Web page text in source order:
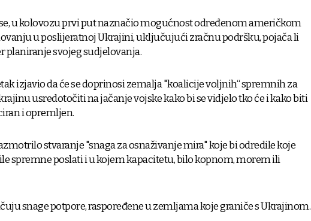
u kolovozu prvi put naznačio mogućnost određenom američkom
u poslijeratnoj Ukrajini, uključujući zračnu podršku, pojača li
planiranje svojeg sudjelovanja.
izjavio da će se doprinosi zemalja "koalicije voljnih“ spremnih za
usredotočiti na jačanje vojske kako bi se vidjelo tko će i kako biti
i opremljen.
stvaranje "snaga za osnaživanje mira" koje bi odredile koje
spremne poslati i u kojem kapacitetu, bilo kopnom, morem ili
snage potpore, raspoređene u zemljama koje graniče s Ukrajinom.